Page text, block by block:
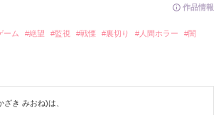
作品情報
ーム #絶望 #監視 #戦慄 #裏切り #人間ホラー
#闇
き みおね)は、